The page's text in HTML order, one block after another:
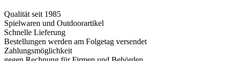
Qualität seit 1985
Spielwaren und Outdoorartikel
Schnelle Lieferung
Bestellungen werden am Folgetag versendet
Zahlungsmöglichkeit